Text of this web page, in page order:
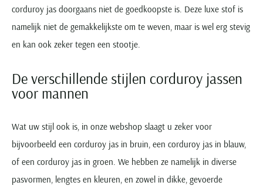
corduroy jas doorgaans niet de goedkoopste is. Deze luxe stof is
namelijk niet de gemakkelijkste om te weven, maar is wel erg stevig
en kan ook zeker tegen een stootje.
De verschillende stijlen corduroy jassen
voor mannen
Wat uw stijl ook is, in onze webshop slaagt u zeker voor
bijvoorbeeld een corduroy jas in bruin, een corduroy jas in blauw,
of een corduroy jas in groen. We hebben ze namelijk in diverse
pasvormen, lengtes en kleuren, en zowel in dikke, gevoerde